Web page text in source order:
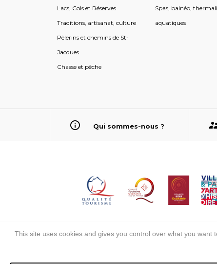
Lacs, Cols et Réserves
Traditions, artisanat, culture
Pèlerins et chemins de St-
Jacques
Chasse et pêche
Spas, balnéo,
aquatiques
Qui sommes-nous ?
Mentions légales
This site uses cookies and gives you control over what you want